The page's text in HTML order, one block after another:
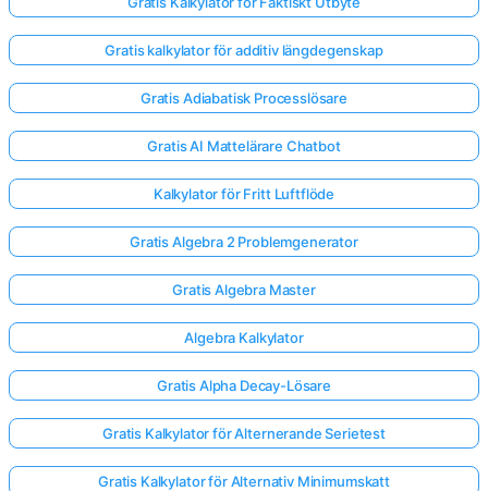
Gratis kalkylator för additiv längdegenskap
Gratis Adiabatisk Processlösare
Gratis AI Mattelärare Chatbot
Kalkylator för Fritt Luftflöde
Gratis Algebra 2 Problemgenerator
Gratis Algebra Master
Algebra Kalkylator
Gratis Alpha Decay-Lösare
Gratis Kalkylator för Alternerande Serietest
Gratis Kalkylator för Alternativ Minimumskatt